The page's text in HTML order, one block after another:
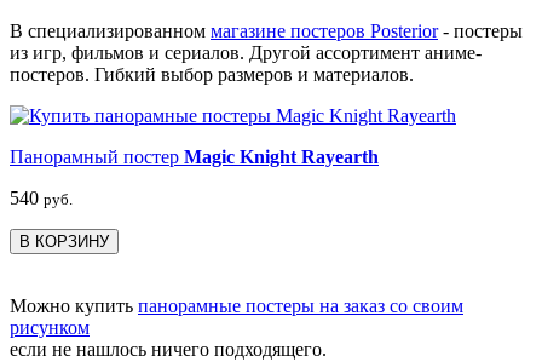
В специализированном магазине постеров Posterior- постеры
из игр, фильмов и сериалов. Другой ассортимент аниме-
постеров. Гибкий выбор размеров и материалов.
Панорамный постер Magic Knight Rayearth
540 руб.
В КОРЗИНУ
Можно купить панорамные постеры на заказ со своим
рисунком
если не нашлось ничего подходящего.